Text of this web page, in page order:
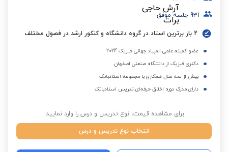
931 جلسه موفق
2 بار برترین استاد در گروه دانشگاه و کنکور ارشد در فصول مختلف
عضو کمیته علمی المپیاد جهانی فیزیک 2024
دکتری فیزیک از دانشگاه صنعتی اصفهان
بیش از سه سال همکاری با مجموعه استادبانک
دارای مدرک دوره اخلاق حرفه‌ای تدریس استادبانک
برای مشاهده قیمت، نوع تدریس و درس را وارد نمایید:
انتخاب نوع تدریس و درس